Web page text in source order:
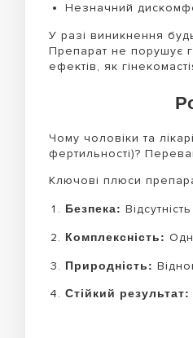
Незначний
У разі виникнення
Препарат не порушує
ефектів, як
Чому чоловіки та
фертильності)?
Ключові плюси
Безпека:
Комплексність:
Природність:
Стійкий результат: